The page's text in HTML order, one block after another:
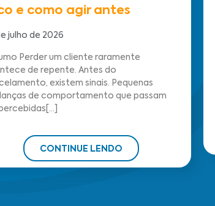
e como agir antes
julho de 2026
Perder um cliente raramente
de repente. Antes do
existem sinais. Pequenas
de comportamento que passam
CONTINUE LENDO